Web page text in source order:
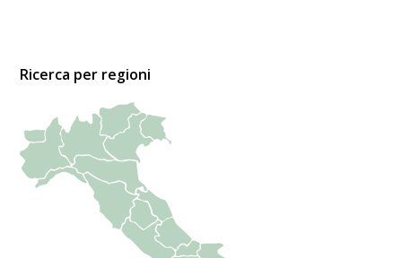
Ricerca per regioni